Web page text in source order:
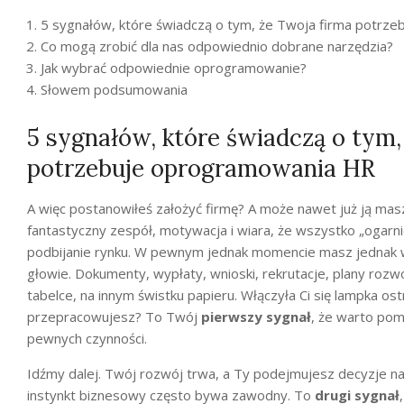
5 sygnałów, które świadczą o tym, że Twoja firma
Co mogą zrobić dla nas odpowiednio dobrane narzędzia?
Jak wybrać odpowiednie oprogramowanie?
Słowem podsumowania
5 sygnałów, które świadczą o
potrzebuje oprogramowania HR
A więc postanowiłeś założyć firmę? A może nawet już ją
fantastyczny zespół, motywacja i wiara, że wszystko
podbijanie rynku. W pewnym jednak momencie masz
głowie. Dokumenty, wypłaty, wnioski, rekrutacje, plany
tabelce, na innym świstku papieru. Włączyła Ci się lampka
przepracowujesz? To Twój pierwszy sygnał, że warto
pewnych czynności.
Idźmy dalej. Twój rozwój trwa, a Ty podejmujesz decyzje
instynkt biznesowy często bywa zawodny. To drugi sygnał